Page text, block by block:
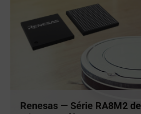
Renesas — Série RA8M2 de